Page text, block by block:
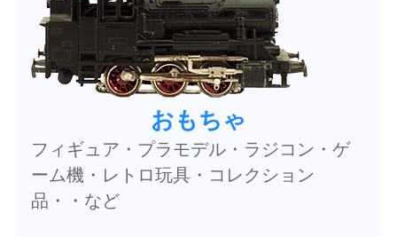
おもちゃ
フィギュア・プラモデル・ラジコン・ゲ
ーム機・レトロ玩具・コレクション
品・・など